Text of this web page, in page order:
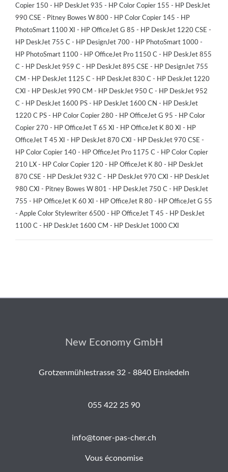
Copier 150 - HP DeskJet 935 - HP Color Copier 155 - HP DeskJet
990 CSE - Pitney Bowes W 800 - HP Color Copier 145 - HP
PhotoSmart 1100 XI - HP OfficeJet G 85 - HP DeskJet 1220 CSE -
HP DeskJet 755 C - HP DesignJet 700 - HP PhotoSmart 1000 -
HP PhotoSmart 1100 - HP OfficeJet Pro 1150 C - HP DeskJet 855
C - HP DeskJet 959 C - HP DeskJet 895 CSE - HP DesignJet 755
CM - HP DeskJet 1125 C - HP DeskJet 830 C - HP DeskJet 1220
CXI - HP DeskJet 990 CM - HP DeskJet 950 C - HP DeskJet 952
C - HP DeskJet 1600 PS - HP DeskJet 1600 CN - HP DeskJet
1220 C PS - HP Color Copier 280 - HP OfficeJet G 95 - HP Color
Copier 270 - HP OfficeJet T 65 XI - HP OfficeJet K 80 XI - HP
OfficeJet T 45 XI - HP DeskJet 870 CXI - HP DeskJet 970 CSE -
HP Color Copier 140 - HP OfficeJet Pro 1175 C - HP Color Copier
210 LX - HP Color Copier 120 - HP OfficeJet K 80 - HP DeskJet
870 CSE - HP DeskJet 932 C - HP DeskJet 970 CXI - HP DeskJet
980 CXI - Pitney Bowes W 801 - HP DeskJet 750 C - HP DeskJet
755 - HP OfficeJet K 60 XI - HP OfficeJet R 80 - HP OfficeJet G 55
- Apple Color Stylewriter 6500 - HP OfficeJet T 45 - HP DeskJet
1100 C - HP DeskJet 1600 CM - HP DeskJet 1000 CXI
New Economy GmbH
Grotzenmühlestrasse 32 - 8840 Einsiedeln
055 422 25 90
info@toner-pas-cher.ch
Vous économise